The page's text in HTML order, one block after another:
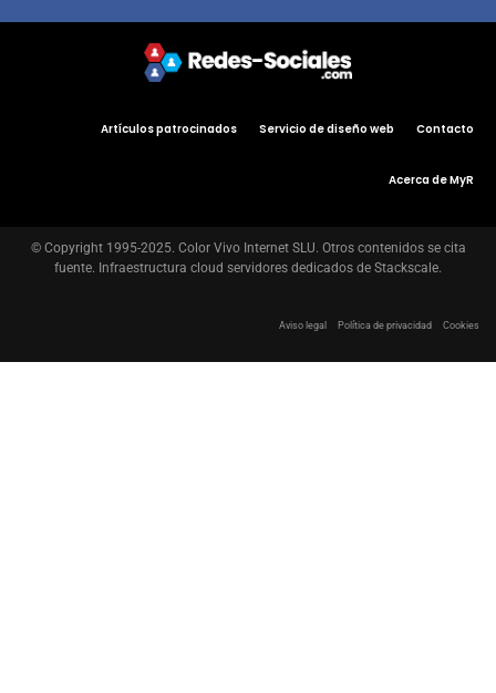
Artículos patrocinados Servicio de diseño web Contacto
Acerca de MyR
© Copyright 1995-2025. Color Vivo Internet SLU. Otros contenidos se cita
fuente. Infraestructura cloud servidores dedicados de Stackscale.
Aviso legal Política de privacidad Cookies